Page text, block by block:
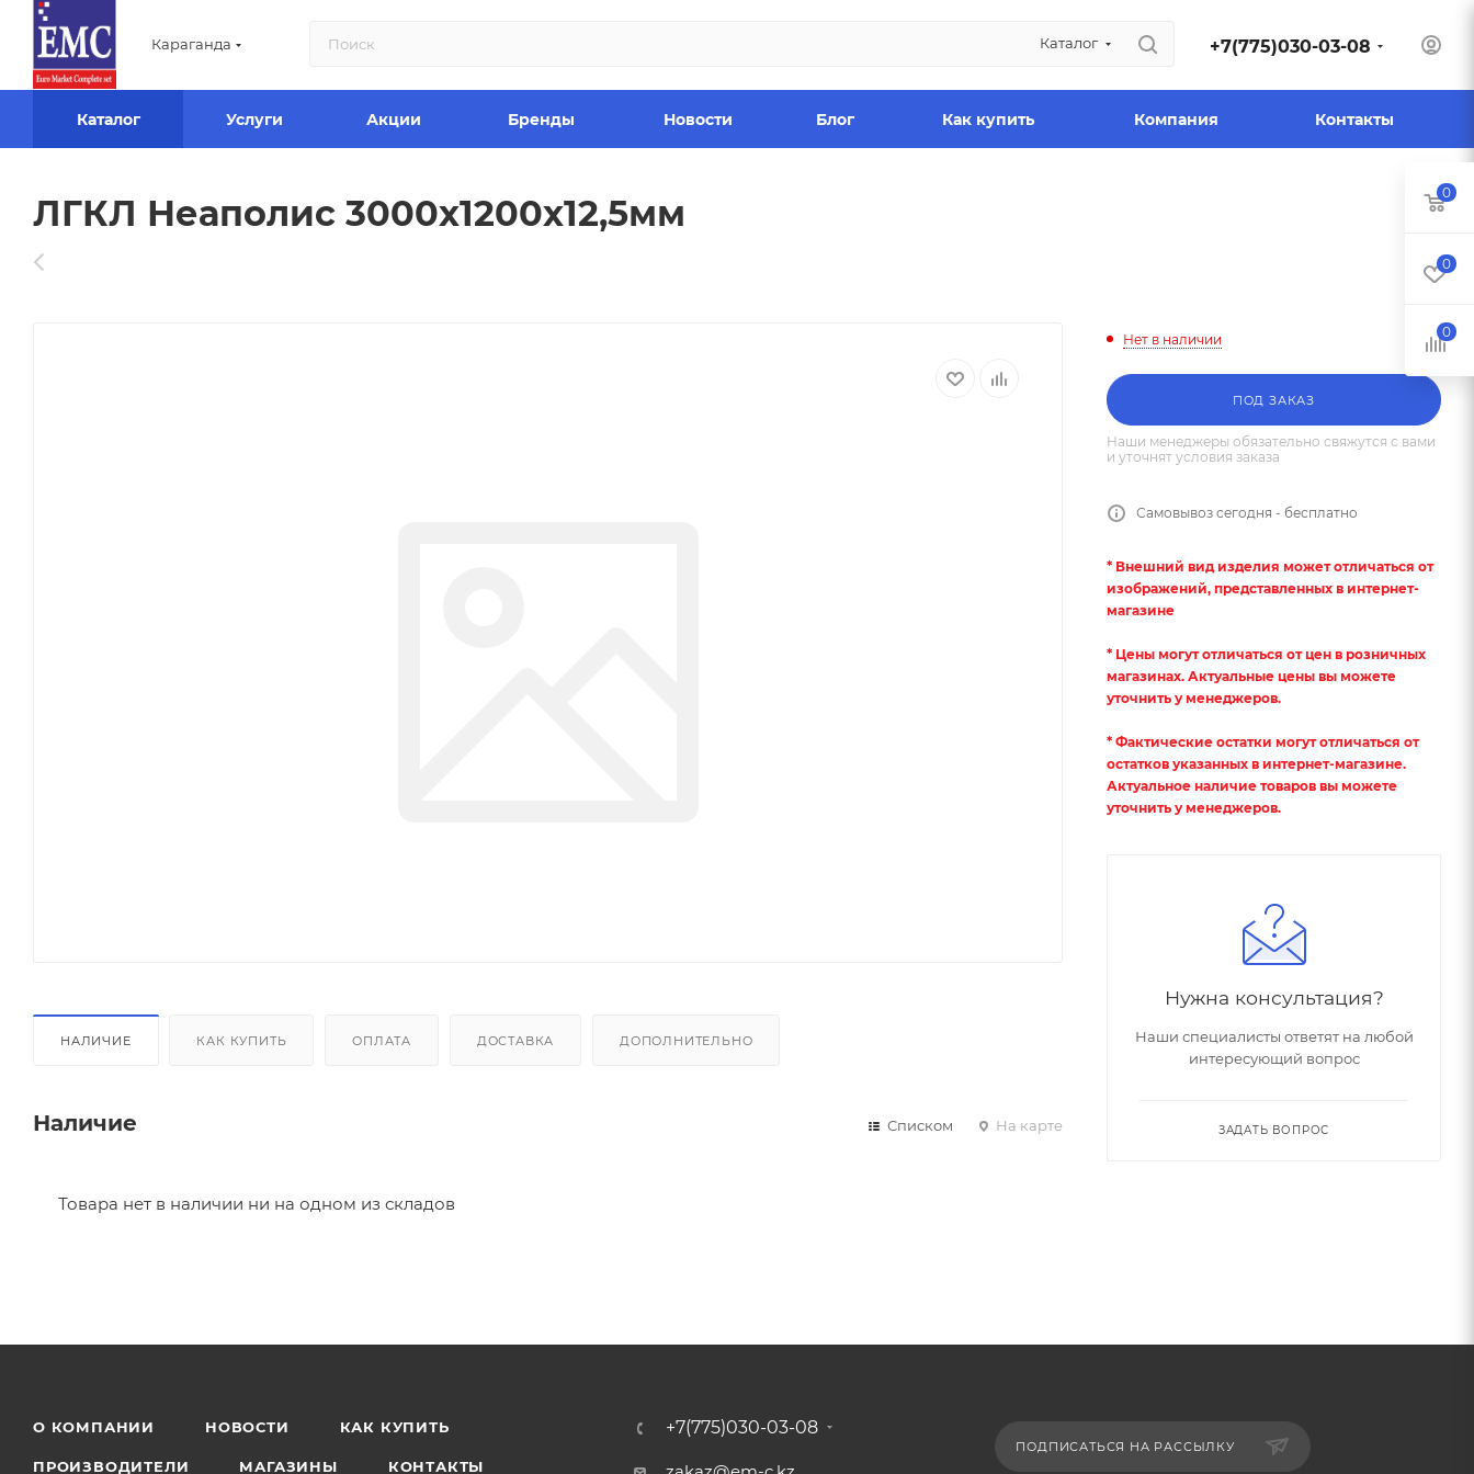
Караганда Каталог +7(775)030-03-08
Каталог Услуги Акции Бренды Новости Блог Как купить Компания Контакты
ЛГКЛ Неаполис 3000х1200х12,5мм
НАЛИЧИЕ КАК КУПИТЬ ОПЛАТА ДОСТАВКА ДОПОЛНИТЕЛЬНО
Наличие Списком На карте
Товара нет в наличии ни на одном из складов
Нет в наличии
ПОД ЗАКАЗ
Наши менеджеры обязательно свяжутся с вами
и уточнят условия заказа
Самовывоз сегодня - бесплатно
* Внешний вид изделия может отличаться от
изображений, представленных в интернет-
магазине
* Цены могут отличаться от цен в розничных
магазинах. Актуальные цены вы можете
уточнить у менеджеров.
* Фактические остатки могут отличаться от
остатков указанных в интернет-магазине.
Актуальное наличие товаров вы можете
уточнить у менеджеров.
Нужна консультация?
Наши специалисты ответят на любой
интересующий вопрос
ЗАДАТЬ ВОПРОС
О КОМПАНИИ НОВОСТИ КАК КУПИТЬ
ПРОИЗВОДИТЕЛИ МАГАЗИНЫ КОНТАКТЫ
+7(775)030-03-08
ПОДПИСАТЬСЯ НА РАССЫЛКУ
0
0
0